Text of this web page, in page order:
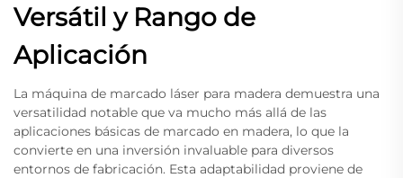
Versátil y Rango de
Aplicación
La máquina de marcado láser para madera demuestra una
versatilidad notable que va mucho más allá de las
aplicaciones básicas de marcado en madera, lo que la
convierte en una inversión invaluable para diversos
entornos de fabricación. Esta adaptabilidad proviene de